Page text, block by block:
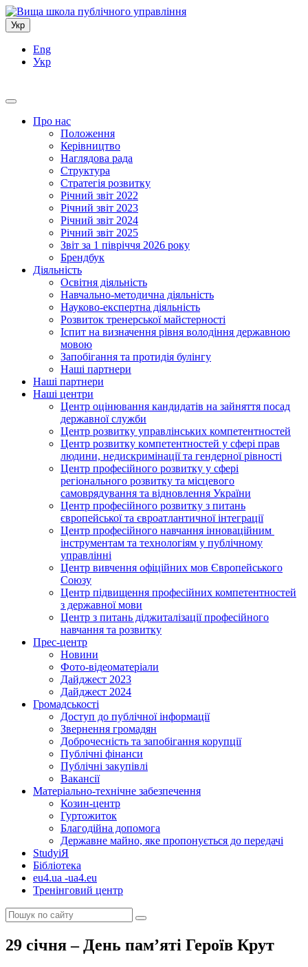
Укр
Eng
Укр
Про нас
Положення
Керівництво
Наглядова рада
Структура
Стратегія розвитку
Річний звіт 2022
Річний звіт 2023
Річний звіт 2024
Річний звіт 2025
Звіт за 1 півріччя 2026 року
Брендбук
Діяльність
Освітня діяльність
Навчально-методична діяльність
Науково-експертна діяльність
Розвиток тренерської майстерності
Іспит на визначення рівня володіння державною
мовою
Запобігання та протидія булінгу
Наші партнери
Наші партнери
Наші центри
Центр оцінювання кандидатів на зайняття посад
державної служби
Центр розвитку управлінських компетентностей
Центр розвитку компетентностей у сфері прав
людини, недискримінації та гендерної рівності
Центр професійного розвитку у сфері
регіонального розвитку та місцевого
самоврядування та відновлення України
Центр професійного розвитку з питань
європейської та євроатлантичної інтеграції
Центр професійного навчання інноваційним
інструментам та технологіям у публічному
управлінні
Центр вивчення офіційних мов Європейського
Союзу
Центр підвищення професійних компетентностей
з державної мови
Центр з питань діджиталізації професійного
навчання та розвитку
Прес-центр
Новини
Фото-відеоматеріали
Дайджест 2023
Дайджест 2024
Громадськості
Доступ до публічної інформації
Звернення громадян
Доброчесність та запобігання корупції
Публічні фінанси
Публічні закупівлі
Вакансії
Матеріально-технічне забезпечення
Козин-центр
Гуртожиток
Благодійна допомога
Державне майно, яке пропонується до передачі
StudyіЯ
Бібліотека
eu4.ua -ua4.eu
Тренінговий центр
29 січня – День памʼяті Героїв Крут